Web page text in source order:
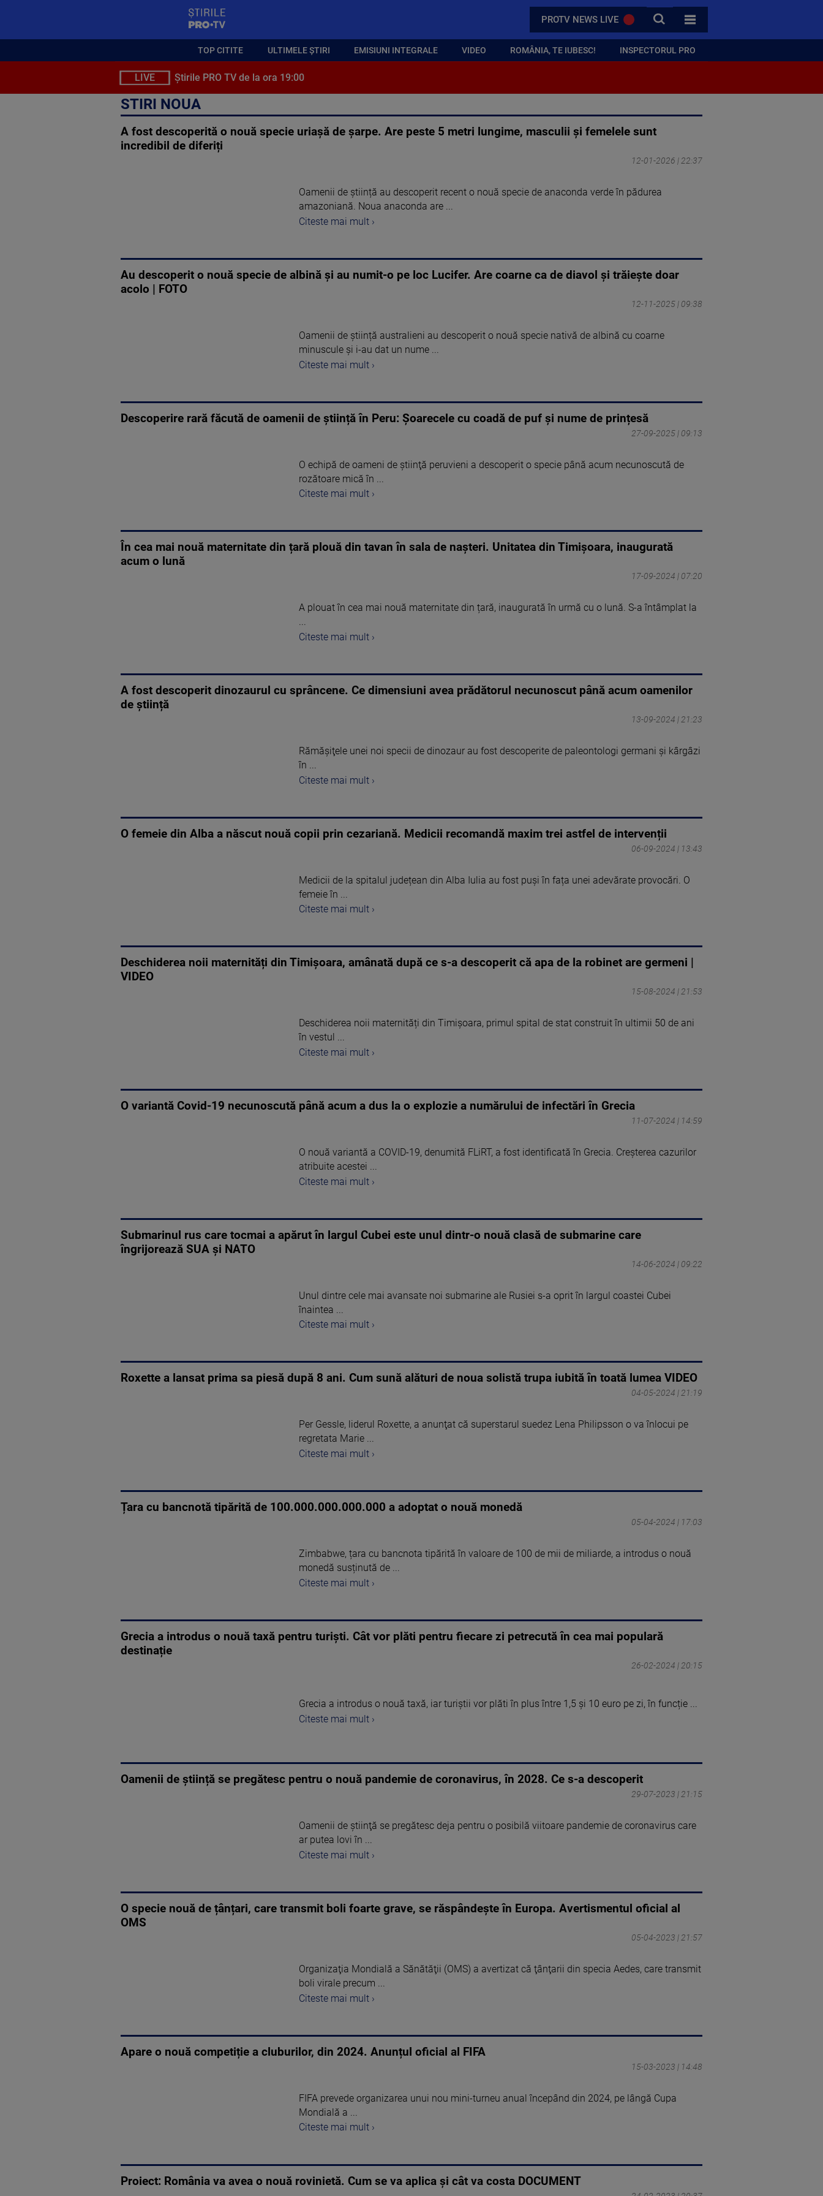
PROTV NEWS LIVE CAUTA
TOATE CATEGORIILE
TOP CITITE ULTIMELE ȘTIRI EMISIUNI INTEGRALE VIDEO ROMÂNIA, TE IUBESC! INSPECTORUL PRO
LIVE Știrile PRO TV de la ora 19:00
STIRI NOUA
A fost descoperită o nouă specie uriașă de șarpe. Are peste 5 metri lungime, masculii și femelele sunt
incredibil de diferiți
12-01-2026 | 22:37
Oamenii de știință au descoperit recent o nouă specie de anaconda verde în pădurea
amazoniană. Noua anaconda are ...
Citeste mai mult ›
Au descoperit o nouă specie de albină și au numit-o pe loc Lucifer. Are coarne ca de diavol și trăiește doar
acolo | FOTO
12-11-2025 | 09:38
Oamenii de știință australieni au descoperit o nouă specie nativă de albină cu coarne
minuscule și i-au dat un nume ...
Citeste mai mult ›
Descoperire rară făcută de oamenii de știință în Peru: Șoarecele cu coadă de puf și nume de prințesă
27-09-2025 | 09:13
O echipă de oameni de ştiinţă peruvieni a descoperit o specie până acum necunoscută de
rozătoare mică în ...
Citeste mai mult ›
În cea mai nouă maternitate din țară plouă din tavan în sala de nașteri. Unitatea din Timișoara, inaugurată
acum o lună
17-09-2024 | 07:20
A plouat în cea mai nouă maternitate din țară, inaugurată în urmă cu o lună. S-a întâmplat la
...
Citeste mai mult ›
A fost descoperit dinozaurul cu sprâncene. Ce dimensiuni avea prădătorul necunoscut până acum oamenilor
de știință
13-09-2024 | 21:23
Rămăşiţele unei noi specii de dinozaur au fost descoperite de paleontologi germani şi kârgâzi
în ...
Citeste mai mult ›
O femeie din Alba a născut nouă copii prin cezariană. Medicii recomandă maxim trei astfel de intervenții
06-09-2024 | 13:43
Medicii de la spitalul județean din Alba Iulia au fost puși în fața unei adevărate provocări. O
femeie în ...
Citeste mai mult ›
Deschiderea noii maternități din Timișoara, amânată după ce s-a descoperit că apa de la robinet are germeni |
VIDEO
15-08-2024 | 21:53
Deschiderea noii maternități din Timișoara, primul spital de stat construit în ultimii 50 de ani
în vestul ...
Citeste mai mult ›
O variantă Covid-19 necunoscută până acum a dus la o explozie a numărului de infectări în Grecia
11-07-2024 | 14:59
O nouă variantă a COVID-19, denumită FLiRT, a fost identificată în Grecia. Creșterea cazurilor
atribuite acestei ...
Citeste mai mult ›
Submarinul rus care tocmai a apărut în largul Cubei este unul dintr-o nouă clasă de submarine care
îngrijorează SUA și NATO
14-06-2024 | 09:22
Unul dintre cele mai avansate noi submarine ale Rusiei s-a oprit în largul coastei Cubei
înaintea ...
Citeste mai mult ›
Roxette a lansat prima sa piesă după 8 ani. Cum sună alături de noua solistă trupa iubită în toată lumea VIDEO
04-05-2024 | 21:19
Per Gessle, liderul Roxette, a anunţat că superstarul suedez Lena Philipsson o va înlocui pe
regretata Marie ...
Citeste mai mult ›
Țara cu bancnotă tipărită de 100.000.000.000.000 a adoptat o nouă monedă
05-04-2024 | 17:03
Zimbabwe, țara cu bancnota tipărită în valoare de 100 de mii de miliarde, a introdus o nouă
monedă susținută de ...
Citeste mai mult ›
Grecia a introdus o nouă taxă pentru turiști. Cât vor plăti pentru fiecare zi petrecută în cea mai populară
destinație
26-02-2024 | 20:15
Grecia a introdus o nouă taxă, iar turiștii vor plăti în plus între 1,5 și 10 euro pe zi, în funcție ...
Citeste mai mult ›
Oamenii de știință se pregătesc pentru o nouă pandemie de coronavirus, în 2028. Ce s-a descoperit
29-07-2023 | 21:15
Oamenii de ştiinţă se pregătesc deja pentru o posibilă viitoare pandemie de coronavirus care
ar putea lovi în ...
Citeste mai mult ›
O specie nouă de țânțari, care transmit boli foarte grave, se răspândește în Europa. Avertismentul oficial al
OMS
05-04-2023 | 21:57
Organizaţia Mondială a Sănătăţii (OMS) a avertizat că ţânţarii din specia Aedes, care transmit
boli virale precum ...
Citeste mai mult ›
Apare o nouă competiție a cluburilor, din 2024. Anunțul oficial al FIFA
15-03-2023 | 14:48
FIFA prevede organizarea unui nou mini-turneu anual începând din 2024, pe lângă Cupa
Mondială a ...
Citeste mai mult ›
Proiect: România va avea o nouă rovinietă. Cum se va aplica și cât va costa DOCUMENT